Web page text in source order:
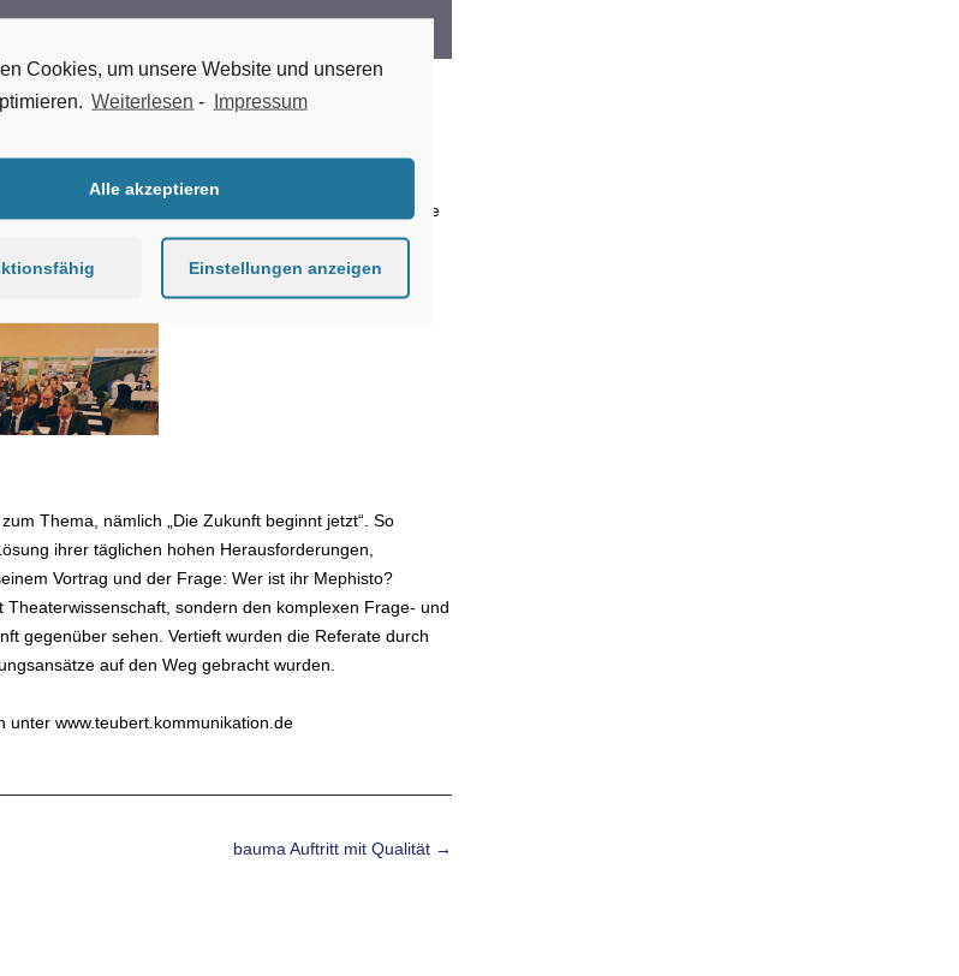
die nächste in 2017 interessieren, dann war die aktuell
mit dem IWSV (ideeller Träger) konnte man auf eine
Thema, nämlich „Die Zukunft beginnt jetzt“. So
ihrer täglichen hohen Herausforderungen,
Vortrag und der Frage: Wer ist ihr Mephisto?
sondern den komplexen Frage- und
gegenüber sehen. Vertieft wurden die Referate durch
auf den Weg gebracht wurden.
unter www.teubert.kommunikation.de
bauma Auftritt mit Qualität →
Cookies, um unsere Website und unseren
Weiterlesen - Impressum
Alle akzeptieren
Einstellungen anzeigen